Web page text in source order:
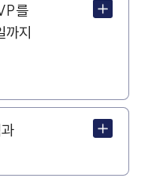
를
까지